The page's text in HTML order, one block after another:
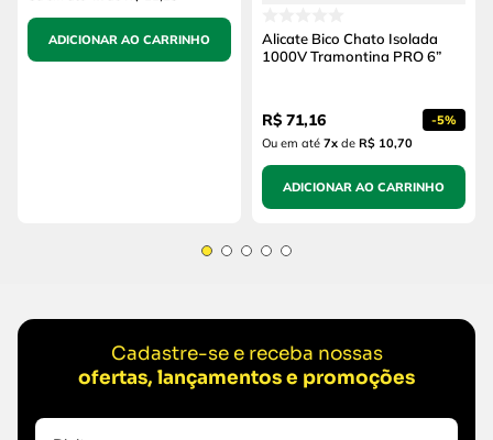
ADICIONAR AO CARRINHO
Alicate Bico Chato Isolada
1000V Tramontina PRO 6”
R$ 71,16 -5%
Ou em até 7x de R$ 10,70
ADICIONAR AO CARRINHO
Cadastre-se e receba nossas
ofertas, lançamentos e promoções